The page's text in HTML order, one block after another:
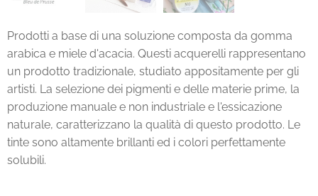
Prodotti a base di una soluzione composta da gomma
arabica e miele d'acacia. Questi acquerelli rappresentano
un prodotto tradizionale, studiato appositamente per gli
artisti. La selezione dei pigmenti e delle materie prime, la
produzione manuale e non industriale e l'essicazione
naturale, caratterizzano la qualità di questo prodotto. Le
tinte sono altamente brillanti ed i colori perfettamente
solubili.